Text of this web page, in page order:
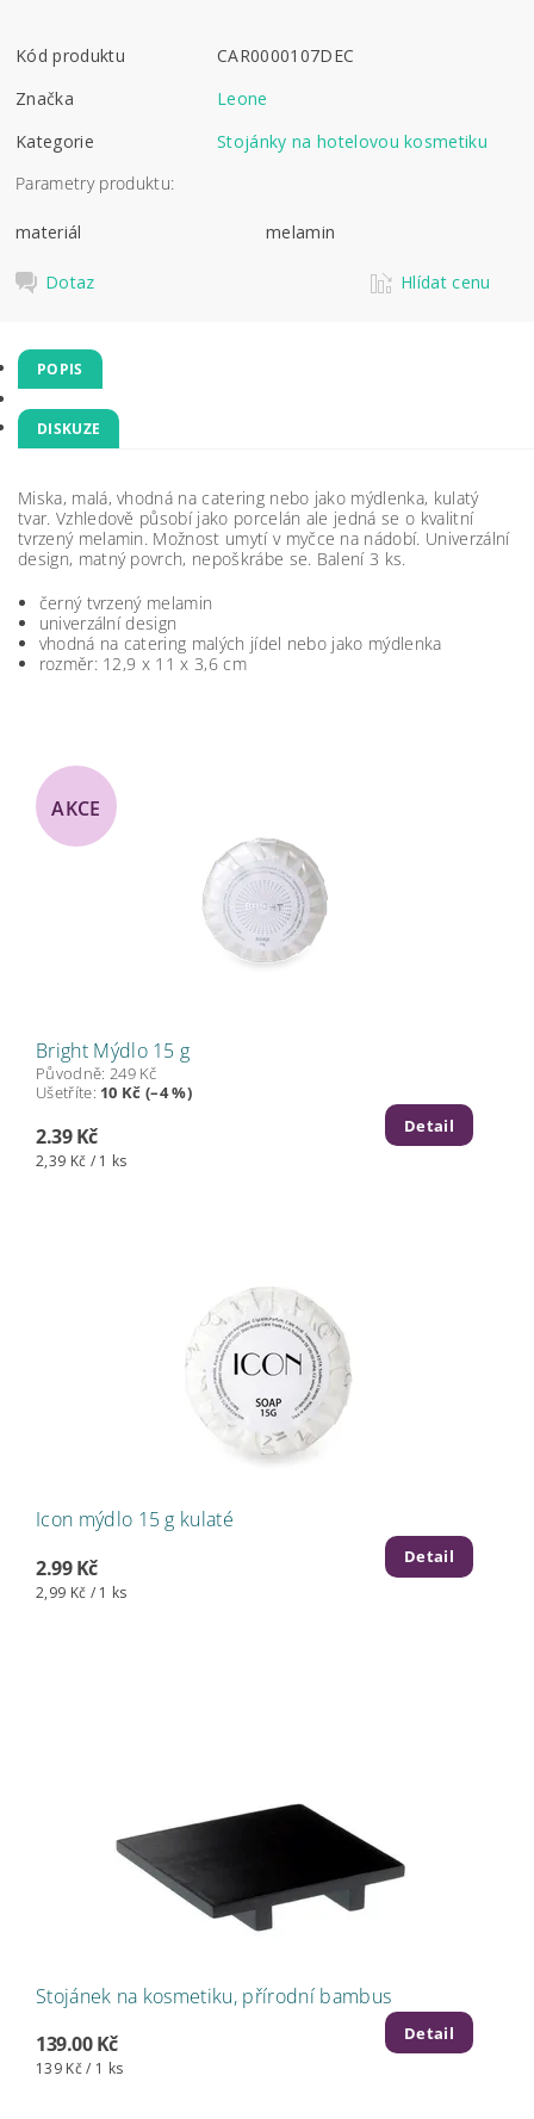
Kód produktu
CAR0000107DEC
Značka
Leone
Kategorie
Stojánky na hotelovou kosmetiku
Parametry produktu:
materiál melamin
Dotaz Hlídat cenu
POPIS
DISKUZE
Miska, malá, vhodná na catering nebo jako mýdlenka, kulatý
tvar. Vzhledově působí jako porcelán ale jedná se o kvalitní
tvrzený melamin. Možnost umytí v myčce na nádobí. Univerzální
design, matný povrch, nepoškrábe se. Balení 3 ks.
černý tvrzený melamin
univerzální design
vhodná na catering malých jídel nebo jako mýdlenka
rozměr: 12,9 x 11 x 3,6 cm
AKCE
Bright Mýdlo 15 g
Původně: 249 Kč
Ušetříte: 10 Kč (–4 %)
2.39 Kč
2,39 Kč / 1 ks
Detail
Icon mýdlo 15 g kulaté
2.99 Kč
2,99 Kč / 1 ks
Detail
Stojánek na kosmetiku, přírodní bambus
139.00 Kč
139 Kč / 1 ks
Detail